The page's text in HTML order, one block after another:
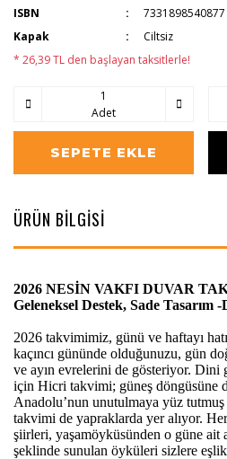
ISBN
7331898540877
Kapak
Ciltsiz
* 26,39 TL den başlayan taksitlerle!
Adet
SEPETE EKLE
ÜRÜN BİLGİSİ
2026 NESİN VAKFI DUVAR
Geleneksel Destek, Sade Tasarım
2026 takvimimiz, günü ve haftayı
kaçıncı gününde olduğunuzu, gün
ve ayın evrelerini de gösteriyor. Dini
için Hicri takvimi; güneş döngüsüne
Anadolu’nun unutulmaya yüz tutmuş
takvimi de yapraklarda yer alıyor.
şiirleri, yaşamöyküsünden o güne ait
şeklinde sunulan öyküleri sizlere